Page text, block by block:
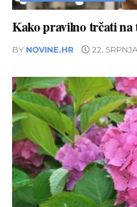
Kako pravilno trčati na
BY NOVINE.HR 22.